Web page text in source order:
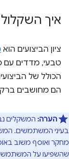
איך השקלול
ציון הביצועים הוא
טבעי, מדדים עם
הכולל של
הם מחושבים
הערה: המשקלים
מחקר ואוסף משוב
שהשפיעו על